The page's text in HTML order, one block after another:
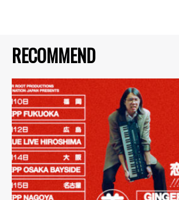
RECOMMEND